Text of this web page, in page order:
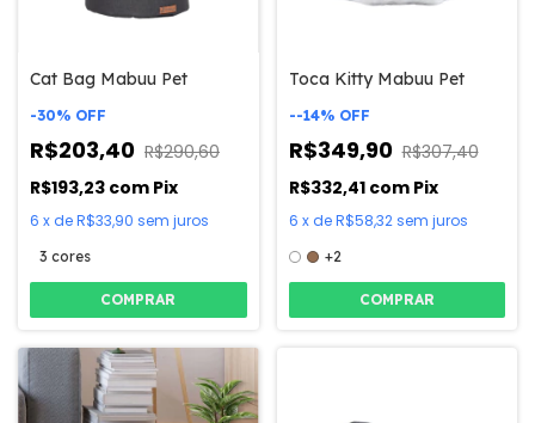
Cat Bag Mabuu Pet
-30% OFF
R$203,40 R$290,60
R$193,23 com Pix
6 x deR$33,90 sem juros
3 cores
COMPRAR
Toca Kitty Mabuu Pet
--14% OFF
R$349,90 R$307,40
R$332,41 com Pix
6 x deR$58,32 sem juros
+2
COMPRAR